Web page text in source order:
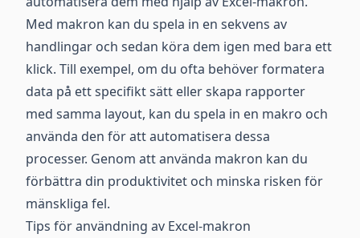
Med makron kan du spela in en sekvens av
handlingar och sedan köra dem igen med bara ett
klick. Till exempel, om du ofta behöver formatera
data på ett specifikt sätt eller skapa rapporter
med samma layout, kan du spela in en makro och
använda den för att automatisera dessa
processer. Genom att använda makron kan du
förbättra din produktivitet och minska risken för
mänskliga fel.
Tips för användning av Excel-makron